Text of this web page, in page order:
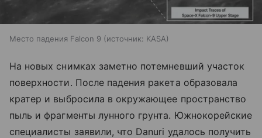
Место падения Falcon 9 источник: KASA
На новых снимках заметно потемневший участок
поверхности. После падения ракета образовала
кратер и выбросила в окружающее пространство
пыль и фрагменты лунного грунта. Южнокорейские
специалисты заявили, что Danuri удалось получить